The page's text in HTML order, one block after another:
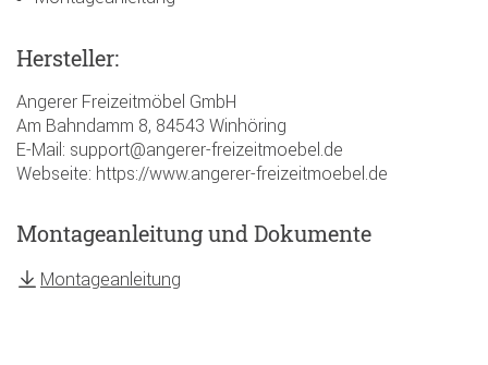
Hersteller:
Angerer Freizeitmöbel GmbH
Am Bahndamm 8, 84543 Winhöring
E-Mail: support@angerer-freizeitmoebel.de
Webseite: https://www.angerer-freizeitmoebel.de
Montageanleitung und Dokumente
Montageanleitung